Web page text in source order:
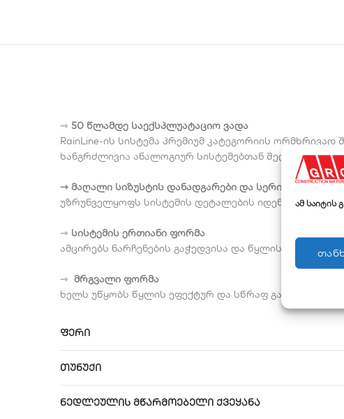
ამ საიტის
⇾ 50 წლამდე საექსპლუატაციო ვადა
RainLine-ის სისტემა პრემიუმ კატეგორიის
ხანგრძლივია ანალოგიურ სისტემებთან შედარებით.
⇾ მაღალი სიზუსტის დანადგარები და სერიული
უზრუნველყოფს სისტემის დეტალების იდენტურობას,
⇾ სისტემის ერთიანი ფორმა
ამცირებს ნარჩენების გაჭედვისა და წყლის გაჟონვის
⇾ მრგვალი ფორმა
ხელს უწყობს წყლის ეფექტურ და სწრაფ გადინება –
ფერი
თუნუქი
ნედლეულის მწარმოებელი ქვეყანა